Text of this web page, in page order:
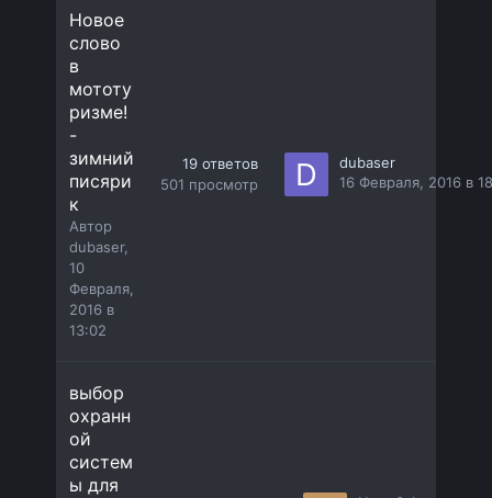
Новое
слово
в
мототу
ризме!
-
зимний
писяри
к
Автор
dubaser,
10
Февраля,
2016 в
13:02
19 ответов
501 просмотр
dubaser
16 Февраля, 2016 в
выбор
охранн
ой
систем
ы для